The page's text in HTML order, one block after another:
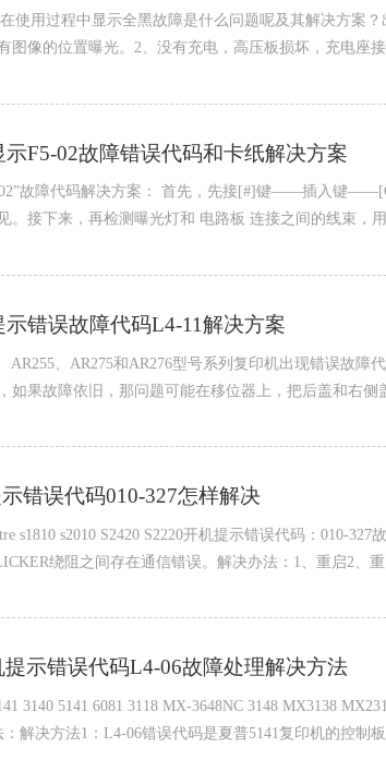
使用过程中显示全黑故障是什么问题呢及其解决方案
图像的位置曝光。2、没有充电，高压板损坏，充电
型的充电更换，复印件正...
F5-02故障错误代码和卡纸解决方案
02”故障代码解决方案： 首先，先接[#]键——插入键
。接下来，再检测曝光灯和 电路板 连接之间的线束
良引起的...
错误故障代码L4-11解决方案
AR255、AR275和AR276型号系列复印机出现错误故
如果故障依旧，那问题可能在移位器上，把后盖和右
错误代码010-327怎样解决
s1810 s2010 S2420 S2220开机提示错误代码：010-
绕阻之间存在通信错误。解决办法：1、重启2、
提示错误代码L4-06故障处理解决方法
3140 5141 6081 3118 MX-3648NC 3148 MX3138
解决方法1：L4-06错误代码是夏普5141复印机的控制